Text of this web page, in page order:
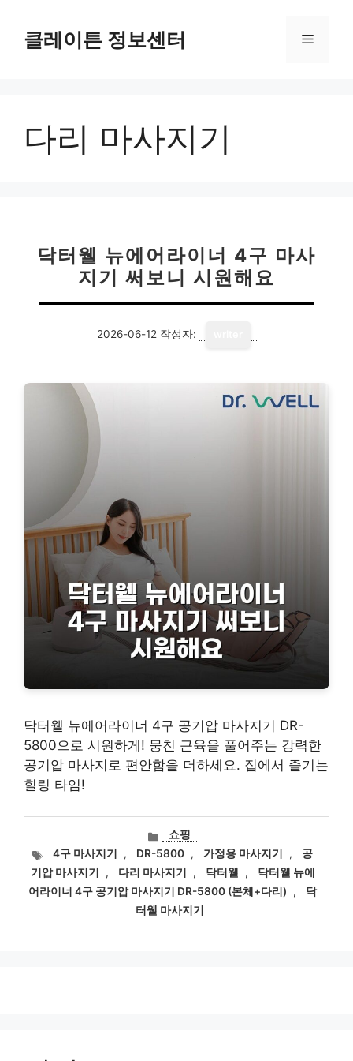
클레이튼 정보센터 메
다리 마사지기
닥터웰 뉴에어라이너 4구 마사
지기 써보니 시원해요
2026-06-12 작성자:
닥터웰 뉴에어라이너 4구 공기압 마사지기 DR-
5800으로 시원하게! 뭉친 근육을 풀어주는 강력한
공기압 마사지로 편안함을 더하세요. 집에서 즐기는
힐링 타임!
카
테
고
리
쇼핑
태
그
4구 마사지기 , DR-5800 , 가정용 마사지기 ,
공
기압 마사지기
, 다리 마사지기 , 닥터웰 ,
닥터웰 뉴에
어라이너 4구 공기압 마사지기 DR-5800 (본체+다리)
,
닥
터웰 마사지기